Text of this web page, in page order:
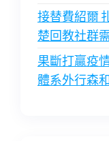
接替費紹爾
楚回教社群
果斷打贏疫
體系外行森